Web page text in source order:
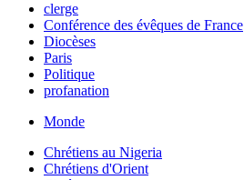
clerge
Conférence des évêques de France
Diocèses
Paris
Politique
profanation
Monde
Chrétiens au Nigeria
Chrétiens d'Orient